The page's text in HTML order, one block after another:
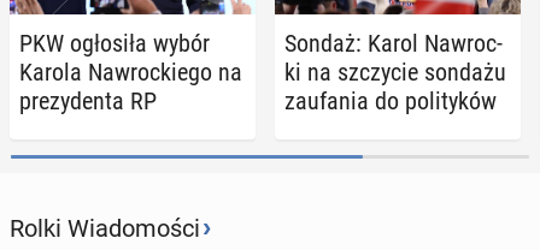
PKW ogło­si­ła wybór
Karola Na­wroc­kie­go na
pre­zy­den­ta RP
Sondaż: Karol Na­wroc­
ki na szczy­cie sondażu
za­ufa­nia do po­li­ty­ków
Rolki Wiadomości›